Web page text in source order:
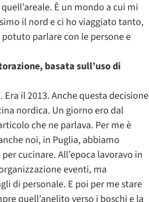
È un mondo a cui mi
il nord e ci ho viaggiato tanto,
parlare con le persone e
basata sull’uso di
il 2013. Anche questa decisione
nordica. Un giorno ero dal
che ne parlava. Per me è
noi, in Puglia, abbiamo
cucinare. All’epoca lavoravo in
eventi, ma
di personale. E poi per me stare
quell’anelito verso i boschi e la